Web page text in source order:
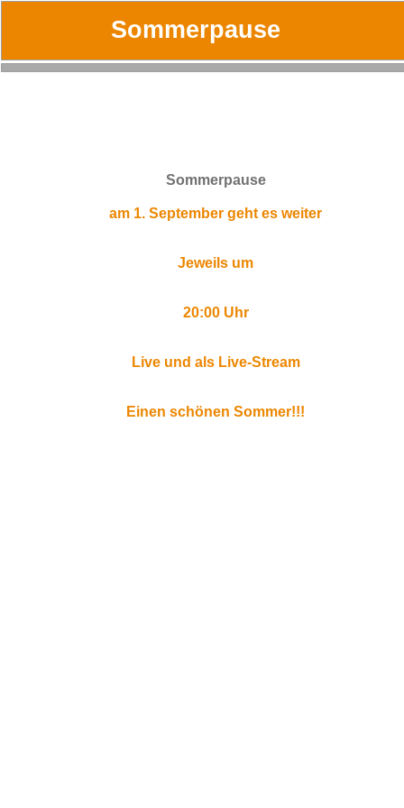
Sommerpause
am 1. September geht es weiter
Jeweils um
20:00 Uhr
Live und als Live-Stream
Einen schönen Sommer!!!
Sommerpause